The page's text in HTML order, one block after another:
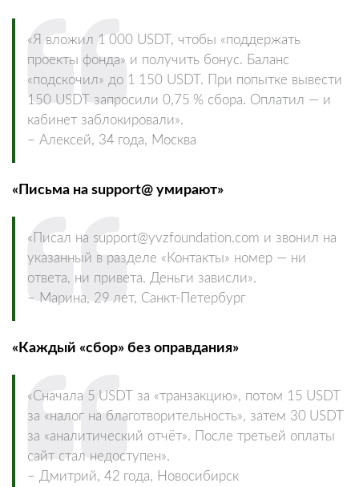
«Я вложил 1 000 USDT, чтобы «поддержать
проекты фонда» и получить бонус. Баланс
«подскочил» до 1 150 USDT. При попытке вывести
150 USDT запросили 0,75 % сбора. Оплатил — и
кабинет заблокировали».
– Алексей, 34 года, Москва
«Письма на support@ умирают»
«Писал на support@yvzfoundation.com и звонил на
указанный в разделе «Контакты» номер — ни
ответа, ни привета. Деньги зависли».
– Марина, 29 лет, Санкт‑Петербург
«Каждый «сбор» без оправдания»
«Сначала 5 USDT за «транзакцию», потом 15 USDT
за «налог на благотворительность», затем 30 USDT
за «аналитический отчёт». После третьей оплаты
сайт стал недоступен».
– Дмитрий, 42 года, Новосибирск